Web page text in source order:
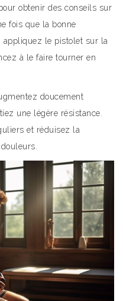
obtenir des conseils sur
fois que la bonne
appliquez le pistolet sur la
à le faire tourner en
doucement
une légère résistance.
et réduisez la